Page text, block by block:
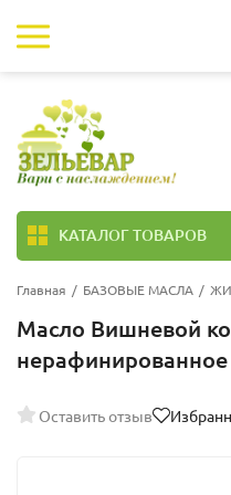
КАТАЛОГ ТОВАРОВ
Главная / БАЗОВЫЕ МАСЛА /
Масло Вишневой
нерафинированное
Оставить отзыв